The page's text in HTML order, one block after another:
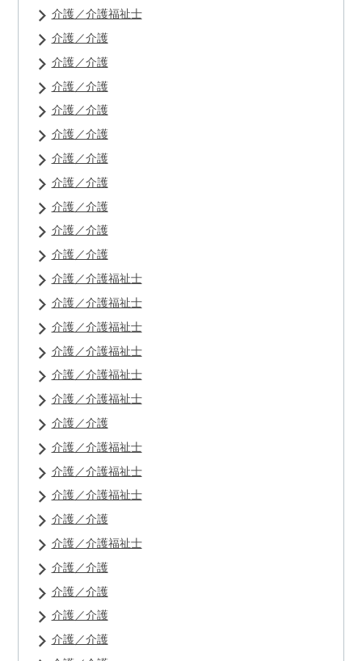
介護／介護福祉士
介護／介護
介護／介護
介護／介護
介護／介護
介護／介護
介護／介護
介護／介護
介護／介護
介護／介護
介護／介護
介護／介護福祉士
介護／介護福祉士
介護／介護福祉士
介護／介護福祉士
介護／介護福祉士
介護／介護福祉士
介護／介護
介護／介護福祉士
介護／介護福祉士
介護／介護福祉士
介護／介護
介護／介護福祉士
介護／介護
介護／介護
介護／介護
介護／介護